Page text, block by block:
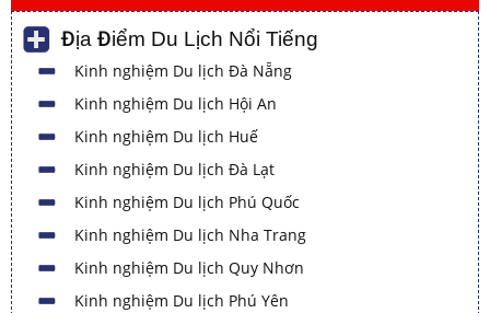
Địa Điểm Du Lịch Nổi Tiếng
Kinh nghiệm Du lịch Đà Nẵng
Kinh nghiệm Du lịch Hội An
Kinh nghiệm Du lịch Huế
Kinh nghiệm Du lịch Đà Lạt
Kinh nghiệm Du lịch Phú Quốc
Kinh nghiệm Du lịch Nha Trang
Kinh nghiệm Du lịch Quy Nhơn
Kinh nghiệm Du lịch Phú Yên